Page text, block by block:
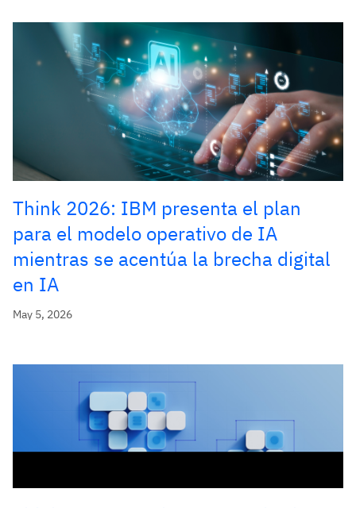
Think 2026: IBM presenta el plan
para el modelo operativo de IA
mientras se acentúa la brecha digital
en IA
May 5, 2026